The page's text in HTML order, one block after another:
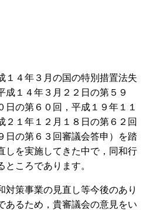
４年３月の国の特別措置法失
成１４年３月２２日の第５９
日の第６０回，平成１９年１１
２１年１２月１８日の第６２回
日の第６３回審議会答申）を踏
しを実施してきた中で，同和行
ころであります。
策事業の見直し等今後のあり
あるため，貴審議会の意見をい